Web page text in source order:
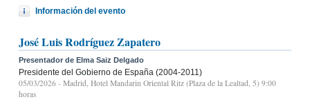
Información del evento
José Luis Rodríguez Zapatero
Presentador de Elma Saiz Delgado
Presidente del Gobierno de España (2004-2011)
05/03/2026 - Madrid, Hotel Mandarin Oriental Ritz (Plaza de la Lealtad, 5) 9:00
horas